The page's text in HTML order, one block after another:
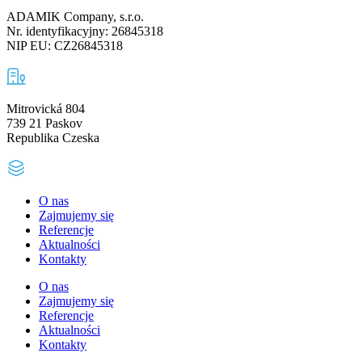
ADAMIK Company, s.r.o.
Nr. identyfikacyjny: 26845318
NIP EU: CZ26845318
Mitrovická 804
739 21 Paskov
Republika Czeska
O nas
Zajmujemy się
Referencje
Aktualności
Kontakty
O nas
Zajmujemy się
Referencje
Aktualności
Kontakty